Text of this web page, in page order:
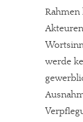
Rahmen
werde